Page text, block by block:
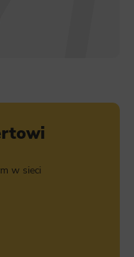
w sieci